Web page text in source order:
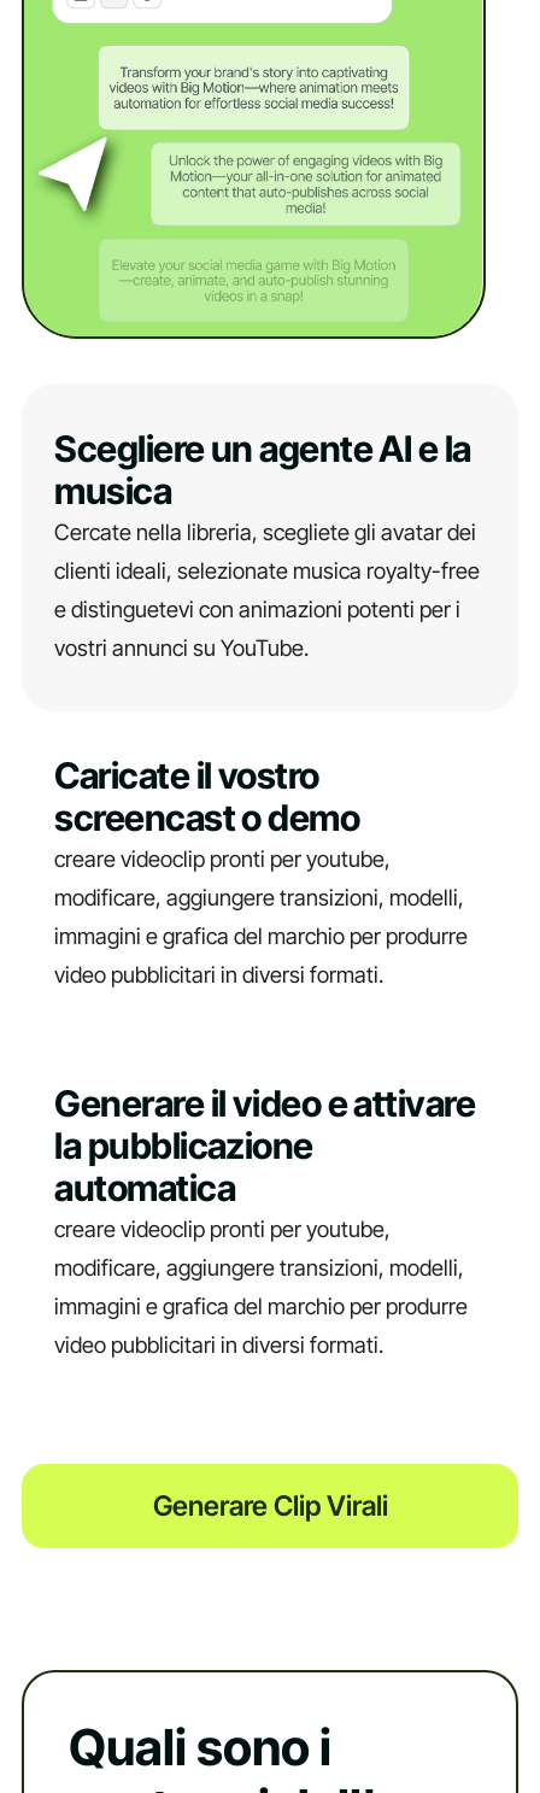
Scegliere un agente AI e la
musica
Cercate nella libreria, scegliete gli avatar dei
clienti ideali, selezionate musica royalty-free
e distinguetevi con animazioni potenti per i
vostri annunci su YouTube.
Caricate il vostro
screencast o demo
creare videoclip pronti per youtube,
modificare, aggiungere transizioni, modelli,
immagini e grafica del marchio per produrre
video pubblicitari in diversi formati.
Generare il video e attivare
la pubblicazione
automatica
creare videoclip pronti per youtube,
modificare, aggiungere transizioni, modelli,
immagini e grafica del marchio per produrre
video pubblicitari in diversi formati.
Generare Clip Virali
Quali sono i